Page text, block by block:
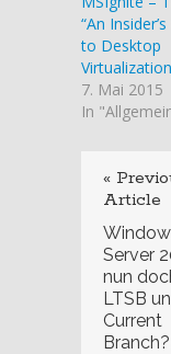
“An
to Desktop
7. Mai 2015
In
«
Article
Server
nun
LTSB
Current